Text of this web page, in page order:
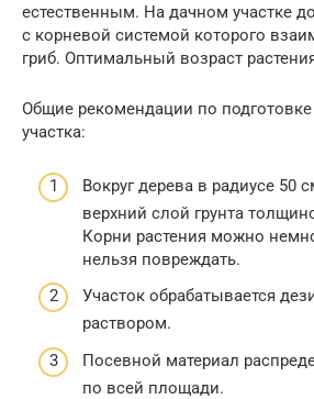
естественным. На дачном участке
с корневой системой которого
гриб. Оптимальный возраст
Общие рекомендации по
участка:
Вокруг дерева в радиусе 50
верхний слой грунта
Корни растения можно
нельзя повреждать.
Участок обрабатывается
раствором.
Посевной материал
по всей площади.